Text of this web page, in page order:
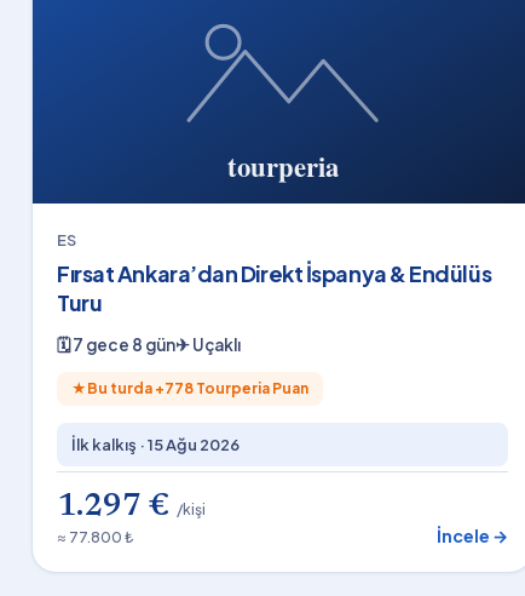
ES
Fırsat Ankara’dan Direkt İspanya & Endülüs
Turu
🗓7 gece 8 gün✈Uçaklı
★ Bu turda +778 Tourperia Puan
İlk kalkış ·15 Ağu 2026
1.297 € /kişi
≈ 77.800 ₺
İncele →